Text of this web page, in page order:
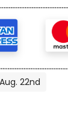
22nd